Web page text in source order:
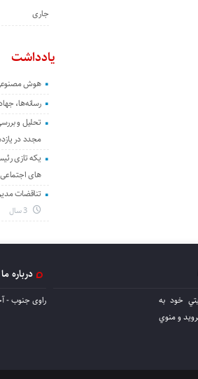
جاری
یادداشت
هوش
رسانه‌ها،
تحلیل و
مجدد در
یکه تازی
های
تناقضات
خود به
و منوي
درباره ما
راوی جنوب -